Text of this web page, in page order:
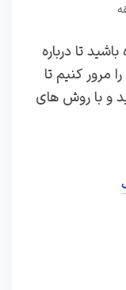
تا درباره
مرور کنیم تا
و با روش های